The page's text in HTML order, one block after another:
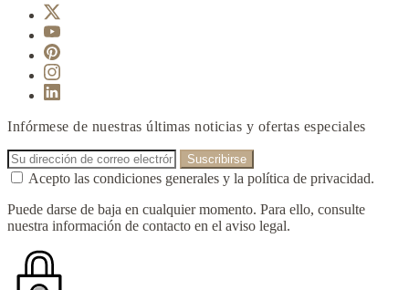
Infórmese de nuestras últimas noticias y ofertas especiales
Acepto las condiciones generales y la política de privacidad.
Puede darse de baja en cualquier momento. Para ello, consulte
nuestra información de contacto en el aviso legal.